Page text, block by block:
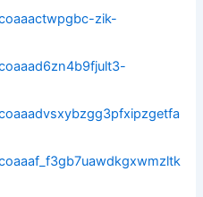
zik-